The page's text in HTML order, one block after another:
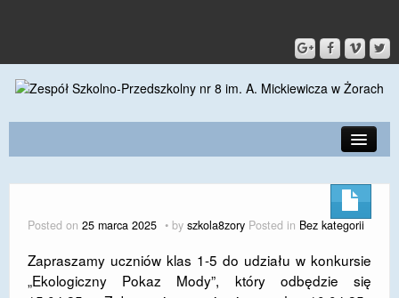
DLA RODZICÓW I UCZNIÓW
Posted on 25 marca 2025 by szkola8zory Posted in Bez kategorii
Zapraszamy uczniów klas 1-5 do udziału w konkursie
„Ekologiczny Pokaz Mody”, który odbędzie się